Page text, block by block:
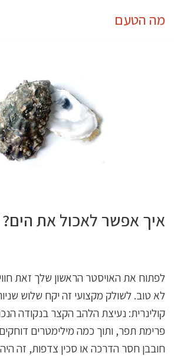
מה הטעם
איך אפשר לאכול את הים?
לפתוח את האויסטר הראשון שלך זאת
לא טוב. לשולק מקצועי זה יקח שלוש
קולינרית: נעיצת הלהב הקצר בנקודה
פרימת תפר, ותוך כמה מילימטרים
חובבן חסר הדרכה או סכין צדפות, זה